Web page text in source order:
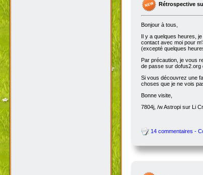
Rétrospective
Bonjour à tous,
Il y a quelques heures,
contact avec moi pour
(excepté quelques
Par précaution, je vous
de passe sur dofus2.org
Si vous découvrez une
choses que je ne vois
Bonne visite,
7804j, /w Astropi sur Li
14 commentaires -